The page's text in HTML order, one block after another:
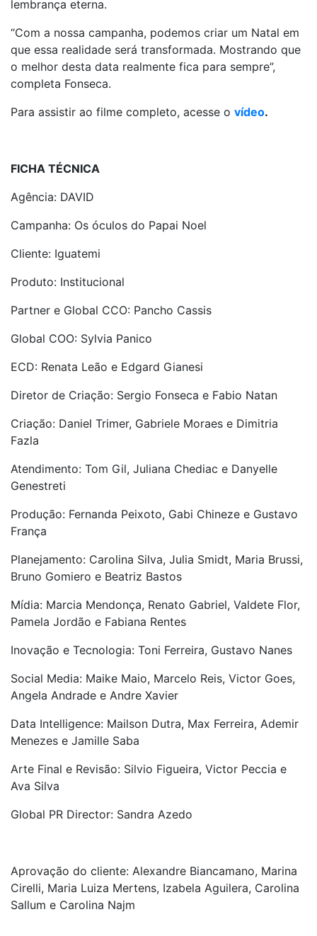
lembrança eterna.
“Com a nossa campanha, podemos criar um Natal em
que essa realidade será transformada. Mostrando que
o melhor desta data realmente fica para sempre”,
completa Fonseca.
Para assistir ao filme completo, acesse o vídeo.
FICHA TÉCNICA
Agência: DAVID
Campanha: Os óculos do Papai Noel
Cliente: Iguatemi
Produto: Institucional
Partner e Global CCO: Pancho Cassis
Global COO: Sylvia Panico
ECD: Renata Leão e Edgard Gianesi
Diretor de Criação: Sergio Fonseca e Fabio Natan
Criação: Daniel Trimer, Gabriele Moraes e Dimitria
Fazla
Atendimento: Tom Gil, Juliana Chediac e Danyelle
Genestreti
Produção: Fernanda Peixoto, Gabi Chineze e Gustavo
França
Planejamento: Carolina Silva, Julia Smidt, Maria Brussi,
Bruno Gomiero e Beatriz Bastos
Mídia: Marcia Mendonça, Renato Gabriel, Valdete Flor,
Pamela Jordão e Fabiana Rentes
Inovação e Tecnologia: Toni Ferreira, Gustavo Nanes
Social Media: Maike Maio, Marcelo Reis, Victor Goes,
Angela Andrade e Andre Xavier
Data Intelligence: Mailson Dutra, Max Ferreira, Ademir
Menezes e Jamille Saba
Arte Final e Revisão: Silvio Figueira, Victor Peccia e
Ava Silva
Global PR Director: Sandra Azedo
Aprovação do cliente: Alexandre Biancamano, Marina
Cirelli, Maria Luiza Mertens, Izabela Aguilera, Carolina
Sallum e Carolina Najm